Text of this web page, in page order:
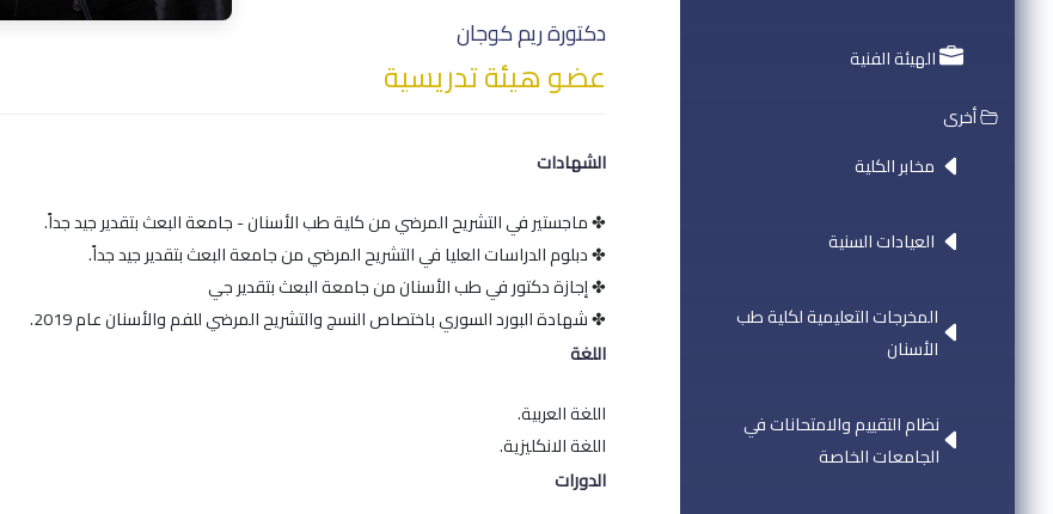
الهيئة الفنية
أخرى
مخابر الكلية
العيادات السنية
المخرجات التعليمية لكلية طب
الأسنان
نظام التقييم والامتحانات في
الجامعات الخاصة
دكتورة ريم كوجان
عضو هيئة تدريسية
الشهادات
✤ ماجستير في التشريح المرضي من كلية طب الأسنان - جامعة البعث بتقدير جيد جداً.
✤ دبلوم الدراسات العليا في التشريح المرضي من جامعة البعث بتقدير جيد جداً.
✤ إجازة دكتور في طب الأسنان من جامعة البعث بتقدير جي
✤ شهادة البورد السوري باختصاص النسج والتشريح المرضي للفم والأسنان عام 2019.
اللغة
اللغة العربية.
اللغة الانكليزية.
الدورات